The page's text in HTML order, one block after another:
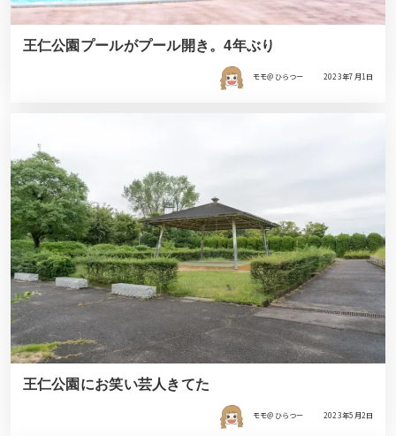
王仁公園プールがプール開き。4年ぶり
モモ＠ひらつー 2023年7月1日
王仁公園にお笑い芸人きてた
モモ＠ひらつー 2023年5月2日